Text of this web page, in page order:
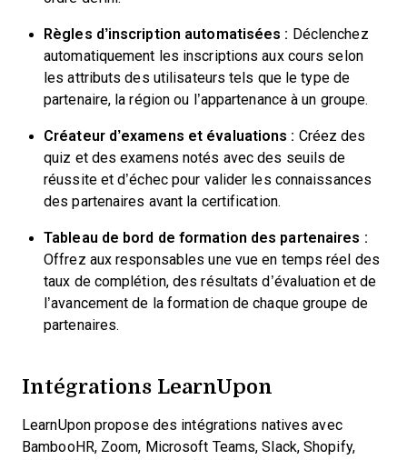
Règles d’inscription automatisées : Déclenchez
automatiquement les inscriptions aux cours selon
les attributs des utilisateurs tels que le type de
partenaire, la région ou l’appartenance à un groupe.
Créateur d’examens et évaluations : Créez des
quiz et des examens notés avec des seuils de
réussite et d’échec pour valider les connaissances
des partenaires avant la certification.
Tableau de bord de formation des partenaires :
Offrez aux responsables une vue en temps réel des
taux de complétion, des résultats d’évaluation et de
l’avancement de la formation de chaque groupe de
partenaires.
Intégrations LearnUpon
LearnUpon propose des intégrations natives avec
BambooHR, Zoom, Microsoft Teams, Slack, Shopify,